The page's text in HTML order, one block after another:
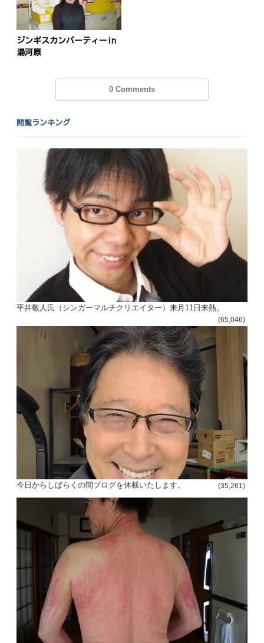
ジンギスカンパーティーin
湯河原
0 Comments
閲覧ランキング
平井敬人氏（シンガーマルチクリエイター）来月11日来熱。
(65,046)
今日からしばらくの間ブログを休載いたします。 (35,261)